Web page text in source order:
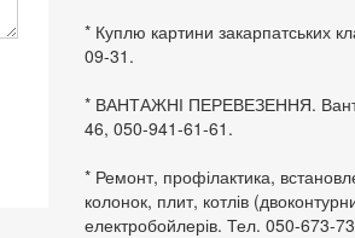
* Куплю картини закарпатських
09-31.
* ВАНТАЖНІ ПЕРЕВЕЗЕННЯ.
46, 050-941-61-61.
* Ремонт, профілактика,
колонок, плит, котлів
електробойлерів. Тел. 050-673-